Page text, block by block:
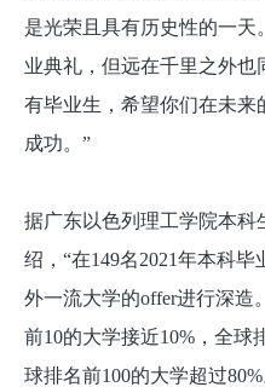
是光荣且具有历史性的一
业典礼，但远在千里之外
有毕业生，希望你们在未来
成功。”
据广东以色列理工学院本科
绍，“在149名2021年本科
外一流大学的offer进行深造
前10的大学接近10%，全球
球排名前100的大学超过